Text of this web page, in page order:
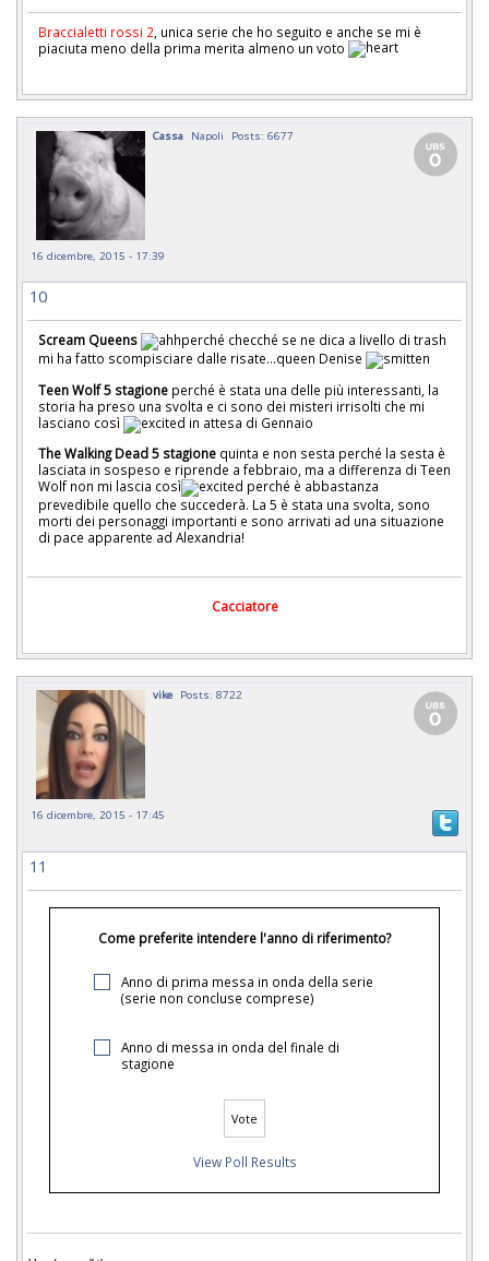
Braccialetti rossi 2 , unica serie che ho seguito e anche se mi è
piaciuta meno della prima merita almeno un voto
Cassa Napoli Posts: 6677
16 dicembre, 2015 - 17:39
10
Scream Queens
perché checché se ne dica a livello di trash
mi ha fatto scompisciare dalle risate...queen Denise
Teen Wolf 5 stagione perché è stata una delle più interessanti, la
storia ha preso una svolta e ci sono dei misteri irrisolti che mi
lasciano così
in attesa di Gennaio
The Walking Dead 5 stagione quinta e non sesta perché la sesta è
lasciata in sospeso e riprende a febbraio, ma a differenza di Teen
Wolf non mi lascia così
perché è abbastanza
prevedibile quello che succederà. La 5 è stata una svolta, sono
morti dei personaggi importanti e sono arrivati ad una situazione
di pace apparente ad Alexandria!
Cacciatore
vike Posts: 8722
16 dicembre, 2015 - 17:45
11
Come preferite intendere l'anno di riferimento?
Anno di prima messa in onda della serie
(serie non concluse comprese)
Anno di messa in onda del finale di
stagione
View Poll Results